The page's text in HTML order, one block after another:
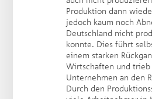
Produktion dann
jedoch kaum noch
Deutschland nicht
konnte. Dies führt
einem starken
Wirtschaften und trieb
Unternehmen an den
Durch den